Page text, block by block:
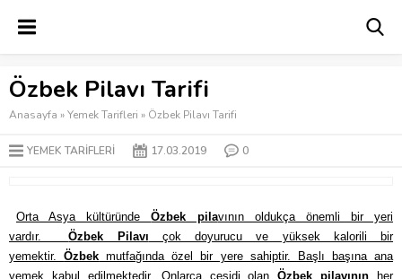
Özbek Pilavı Tarifi
Anasayfa »Yemek Tarifleri » Özbek Pilavı Tarifi
YEMEK TARIFLERI 17.03.2019 0
Orta Asya kültüründeÖzbek pilavının oldukça önemli bir yeri
vardır.Özbek Pilavı çok doyurucu ve yüksek kalorili bir
yemektir.Özbek mutfağında özel bir yere sahiptir. Başlı başına ana
yemek kabul edilmektedir. Onlarca çeşidi olanÖzbek pilavının her